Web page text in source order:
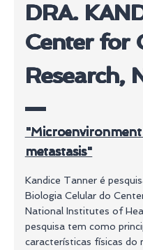
DRA.
Center for
Research,
metastasis"
Kandice Tanner é
Biologia Celular do
National Institutes of
pesquisa tem como
características físicas do